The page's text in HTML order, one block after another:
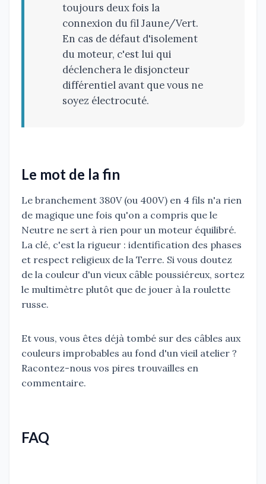
toujours deux fois la
connexion du fil Jaune/Vert.
En cas de défaut d'isolement
du moteur, c'est lui qui
déclenchera le disjoncteur
différentiel avant que vous ne
soyez électrocuté.
Le mot de la fin
Le branchement 380V (ou 400V) en 4 fils n'a rien
de magique une fois qu'on a compris que le
Neutre ne sert à rien pour un moteur équilibré.
La clé, c'est la rigueur : identification des phases
et respect religieux de la Terre. Si vous doutez
de la couleur d'un vieux câble poussiéreux, sortez
le multimètre plutôt que de jouer à la roulette
russe.
Et vous, vous êtes déjà tombé sur des câbles aux
couleurs improbables au fond d'un vieil atelier ?
Racontez-nous vos pires trouvailles en
commentaire.
FAQ